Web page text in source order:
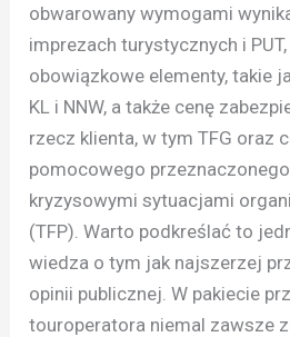
obwarowany wymogami
imprezach turystycznych i
obowiązkowe elementy, takie
KL i NNW, a także cenę
rzecz klienta, w tym TFG oraz
pomocowego
kryzysowymi sytuacjami
(TFP). Warto podkreślać to
wiedza o tym jak najszerzej
opinii publicznej. W pakiecie
touroperatora niemal zawsze